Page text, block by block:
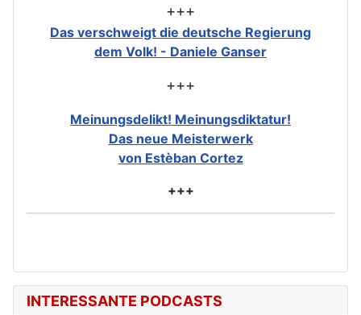
+++
Das verschweigt die deutsche Regierung
dem Volk! - Daniele Ganser
+++
Meinungsdelikt! Meinungsdiktatur!
Das neue Meisterwerk
von Estèban Cortez
+++
INTERESSANTE PODCASTS